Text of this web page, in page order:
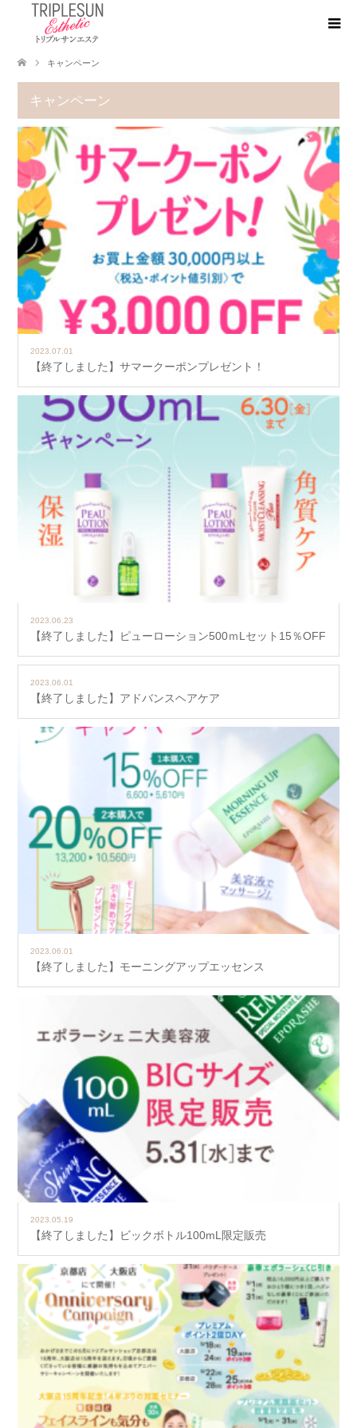
キャンペーン
キャンペーン
2023.07.01
【終了しました】サマークーポンプレゼント！
2023.06.23
【終了しました】ピューローション500ｍLセット15％OFF
2023.06.01
【終了しました】アドバンスヘアケア
2023.06.01
【終了しました】モーニングアップエッセンス
2023.05.19
【終了しました】ビックボトル100mL限定販売